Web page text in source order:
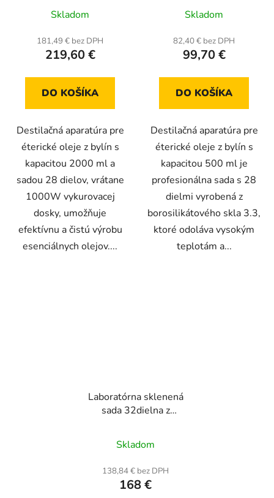
sada 28 dielov,
vykurovacia doska
1000W
hodnotenie
produktu
je
z
Skladom
181,49 € bez DPH
219,60 €
DO KOŠÍKA
Destilačná aparatúra pre
éterické oleje z bylín s
kapacitou 2000 ml a
sadou 28 dielov, vrátane
1000W vykurovacej
dosky, umožňuje
efektívnu a čistú výrobu
esenciálnych olejov....
sada 28 dielov
hodnotenie
produktu
je
z
Skladom
82,40 € bez DPH
99,70 €
DO KOŠÍKA
Destilačná aparatúra pre
éterické oleje z bylín s
kapacitou 500 ml je
profesionálna sada s 28
dielmi vyrobená z
borosilikátového skla 3.3,
ktoré odoláva vysokým
teplotám a...
Laboratórna sklenená
sada 32dielna z
24/40, max. 600 °C
Skladom
138,84 € bez DPH
168 €